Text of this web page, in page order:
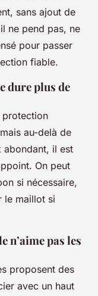
sans ajout de
ne pend pas, ne
pour passer
fiable.
dure plus de
protection
au-delà de
abondant, il est
On peut
si nécessaire,
le maillot si
pas les
proposent des
avec un haut